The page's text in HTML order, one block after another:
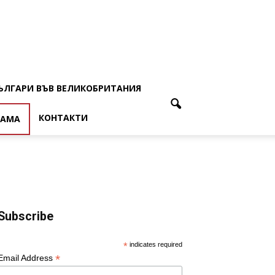
ВЪВ ВЕЛИКОБРИТАНИЯ
КОНТАКТИ
* indicates required
Address *